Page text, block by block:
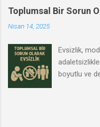
ve sanatın
zorlukları
dünyasına
Toplumsal Bir Sorun
Nisan 14, 2025
Evsizlik,
boyutlu ve
bütünün